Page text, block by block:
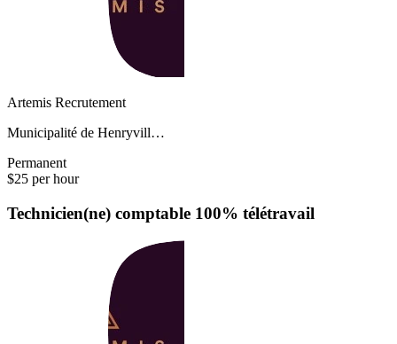
Artemis Recrutement
Municipalité de Henryvill…
Permanent
$25 per hour
Technicien(ne) comptable 100% télétravail